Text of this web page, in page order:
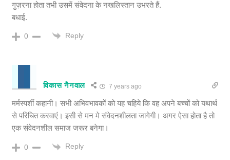
गुज़रना होता तभी उसमें संवेदना के नखलिस्तान उभरते हैं.
बधाई.
0 Reply
विकास नैनवाल 7 years ago
मर्मस्पर्शी कहानी। सभी अभिवभावकों को यह चहिये कि वह अपने बच्चों को यथार्थ
से परिचित करवाएं। इसी से मन मे संवेदनशीलता जागेगी। अगर ऐसा होता है तो
एक संवेदनशील समाज जरूर बनेगा।
0 Reply